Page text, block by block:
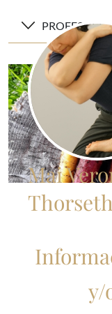
Mai
Thorseth
y/